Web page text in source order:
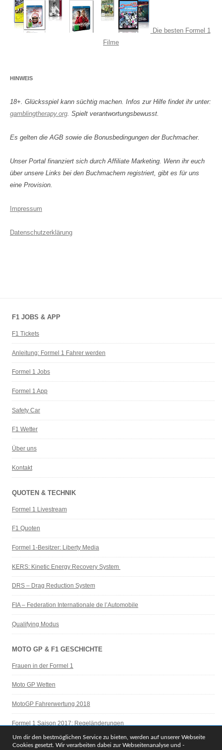
Die besten Formel 1
Filme
HINWEIS
18+. Glücksspiel kann süchtig machen. Infos zur Hilfe findet ihr unter:
gamblingtherapy.org. Spielt verantwortungsbewusst.
Es gelten die AGB sowie die Bonusbedingungen der Buchmacher.
Unser Portal finanziert sich durch Affiliate Marketing. Wenn ihr euch
über unsere Links bei den Buchmachern registriert, gibt es für uns
eine Provision.
Impressum
Datenschutzerklärung
F1 JOBS & APP
F1 Tickets
Anleitung: Formel 1 Fahrer werden
Formel 1 Jobs
Formel 1 App
Safety Car
F1 Wetter
Über uns
Kontakt
QUOTEN & TECHNIK
Formel 1 Livestream
F1 Quoten
Formel 1-Besitzer: Liberty Media
KERS: Kinetic Energy Recovery System
DRS – Drag Reduction System
FIA – Federation Internationale de l’Automobile
Qualifying Modus
MOTO GP & F1 GESCHICHTE
Frauen in der Formel 1
Moto GP Wetten
MotoGP Fahrerwertung 2018
Formel 1 Saison 2017: Regeländerungen
Legenden der F1 Geschichte
Um dir den bestmöglichen Service zu bieten, werden auf unserer Webseite
Cookies gesetzt. Wir verarbeiten dabei zur Webseitenanalyse und -